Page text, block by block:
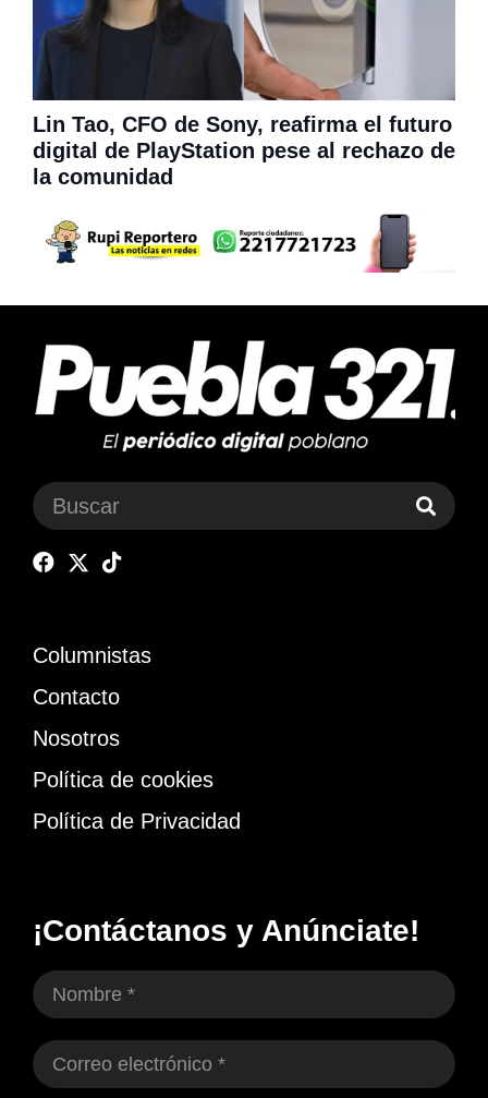
Lin Tao, CFO de Sony, reafirma el futuro
digital de PlayStation pese al rechazo de
la comunidad
Columnistas
Contacto
Nosotros
Política de cookies
Política de Privacidad
¡Contáctanos y Anúnciate!